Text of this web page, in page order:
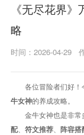
《无尽花界
略
时间：2026-04-29
各位冒险者们好！
牛女神的养成攻略。
金牛女神也是非常
配、 符文推荐、 阵容搭